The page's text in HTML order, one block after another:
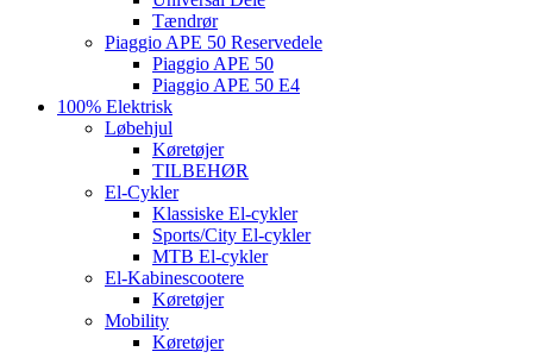
Tændrør
Piaggio APE 50 Reservedele
Piaggio APE 50
Piaggio APE 50 E4
100% Elektrisk
Løbehjul
Køretøjer
TILBEHØR
El-Cykler
Klassiske El-cykler
Sports/City El-cykler
MTB El-cykler
El-Kabinescootere
Køretøjer
Mobility
Køretøjer